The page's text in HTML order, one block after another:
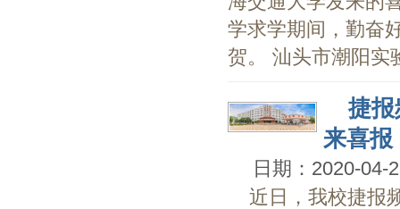
学求学期间，勤奋
贺。 汕头市潮阳实
捷
来喜报
日期：2020-04-
近日，我校捷报